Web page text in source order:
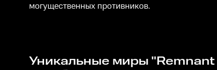
могущественных противников.
Уникальные миры "Remnant II" ожидают вас, чтобы открыть свои тайны и принести вам